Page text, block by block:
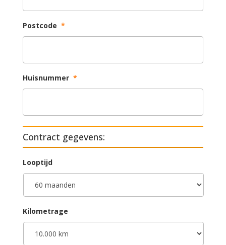
Postcode *
Huisnummer *
Contract gegevens:
Looptijd
Kilometrage